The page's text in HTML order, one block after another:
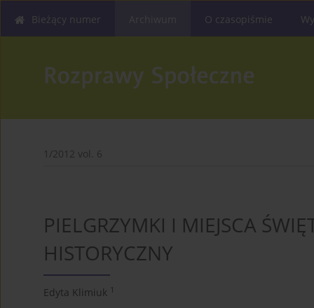
Bieżący numer O czasopiśmie
1/2012 vol. 6
PIELGRZYMKI I MIEJSCA
HISTORYCZNY
Edyta Klimiuk 1